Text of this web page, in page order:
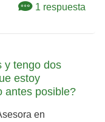
1 respuesta
y tengo dos
estoy
antes posible?
en